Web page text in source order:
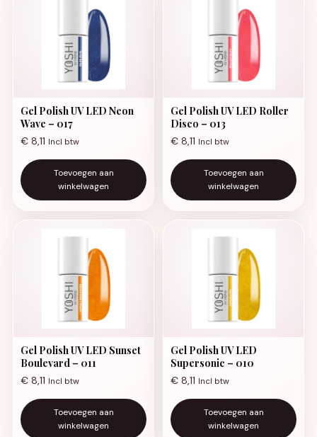
Gel Polish UV LED Neon
Wave – 017
€ 8,11 Incl btw
Toevoegen aan
winkelwagen
Gel Polish UV LED Roller
Disco – 013
€ 8,11 Incl btw
Toevoegen aan
winkelwagen
Gel Polish UV LED Sunset
Boulevard – 011
€ 8,11 Incl btw
Toevoegen aan
winkelwagen
Gel Polish UV LED
Supersonic – 010
€ 8,11 Incl btw
Toevoegen aan
winkelwagen